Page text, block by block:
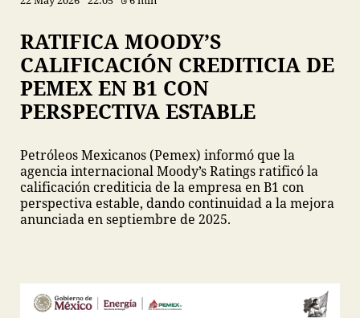
RATIFICA MOODY’S
CALIFICACIÓN CREDITICIA DE
PEMEX EN B1 CON
PERSPECTIVA ESTABLE
Petróleos Mexicanos (Pemex) informó que la
agencia internacional Moody’s Ratings ratificó la
calificación crediticia de la empresa en B1 con
perspectiva estable, dando continuidad a la mejora
anunciada en septiembre de 2025.